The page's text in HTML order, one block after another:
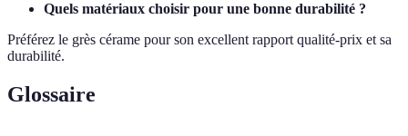
Quels matériaux choisir pour une bonne durabilité ?
Préférez le grès cérame pour son excellent rapport qualité-prix et sa
durabilité.
Glossaire